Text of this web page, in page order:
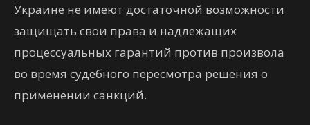
Украине не имеют достаточной возможности
защищать свои права и надлежащих
процессуальных гарантий против произвола
во время судебного пересмотра решения о
применении санкций.